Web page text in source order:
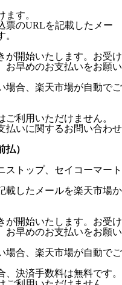
す。
票のURLを記載したメー
が開始いたします。お受け
お早めのお支払いをお願い
場合、楽天市場が自動でご
利用いただけません。
払いに関するお問い合わせ
）
ストップ、セイコーマート
載したメールを楽天市場か
が開始いたします。お受け
お早めのお支払いをお願い
場合、楽天市場が自動でご
決済手数料は無料です。